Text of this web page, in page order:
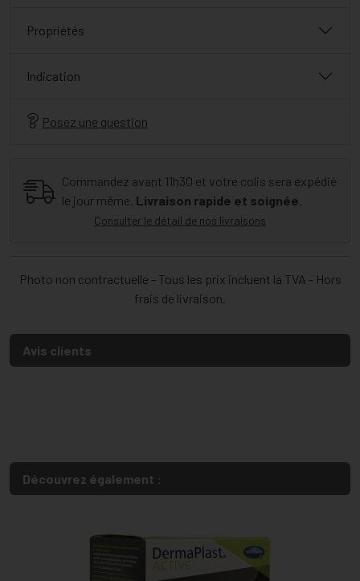
Propriétés
Indication
Posez une question
Commandez avant 11h30 et votre colis sera expédié
le jour même. Livraison rapide et soignée.
Consulter le détail de nos livraisons
Photo non contractuelle - Tous les prix incluent la TVA - Hors
frais de livraison.
Avis clients
Découvrez également :